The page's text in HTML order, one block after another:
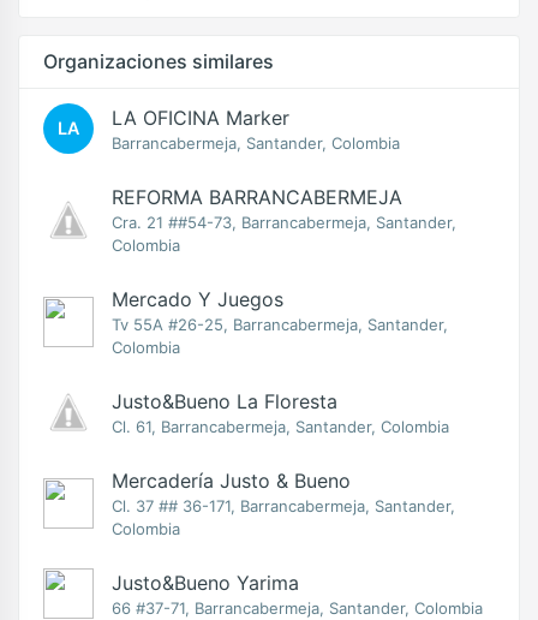
Organizaciones similares
LA LA OFICINA Marker
Barrancabermeja, Santander, Colombia
REFORMA BARRANCABERMEJA
Cra. 21 ##54-73, Barrancabermeja, Santander,
Colombia
Mercado Y Juegos
Tv 55A #26-25, Barrancabermeja, Santander,
Colombia
Justo&Bueno La Floresta
Cl. 61, Barrancabermeja, Santander, Colombia
Mercadería Justo & Bueno
Cl. 37 ## 36-171, Barrancabermeja, Santander,
Colombia
Justo&Bueno Yarima
66 #37-71, Barrancabermeja, Santander, Colombia